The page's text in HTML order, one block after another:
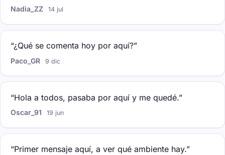
Nadia_ZZ 14 jul
“¿Qué se comenta hoy por aquí?”
Paco_GR 9 dic
“Hola a todos, pasaba por aquí y me quedé.”
Oscar_91 19 jun
“Primer mensaje aquí, a ver qué ambiente hay.”